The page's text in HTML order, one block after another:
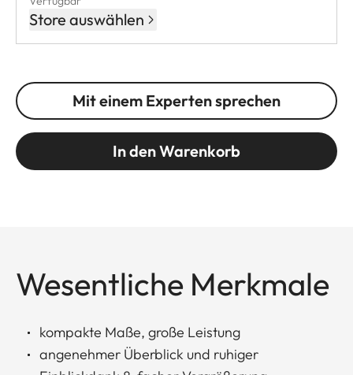
Store auswählen
Mit einem Experten sprechen
In den Warenkorb
Wesentliche Merkmale
kompakte Maße, große Leistung
angenehmer Überblick und ruhiger